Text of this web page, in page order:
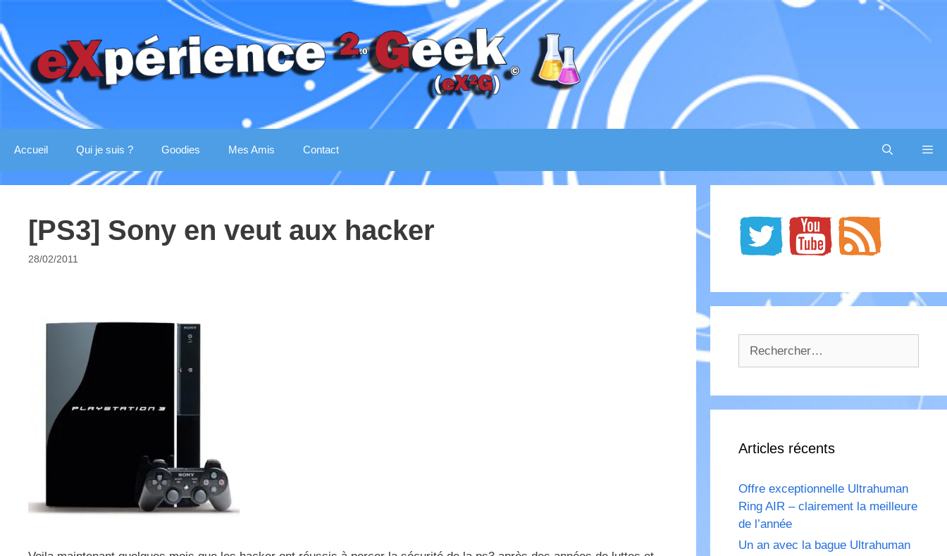
au
contenu
Accueil Qui je suis ? Goodies Mes Amis Contact
[PS3] Sony en veut aux hacker
28/02/2011
Articles récents
Offre exceptionnelle Ultrahuman
Ring AIR – clairement la meilleure
de l’année
Un an avec la bague Ultrahuman